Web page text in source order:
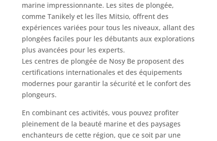
marine impressionnante. Les sites de plongée,
comme Tanikely et les îles Mitsio, offrent des
expériences variées pour tous les niveaux, allant des
plongées faciles pour les débutants aux explorations
plus avancées pour les experts.
Les centres de plongée de Nosy Be proposent des
certifications internationales et des équipements
modernes pour garantir la sécurité et le confort des
plongeurs.
En combinant ces activités, vous pouvez profiter
pleinement de la beauté marine et des paysages
enchanteurs de cette région, que ce soit par une